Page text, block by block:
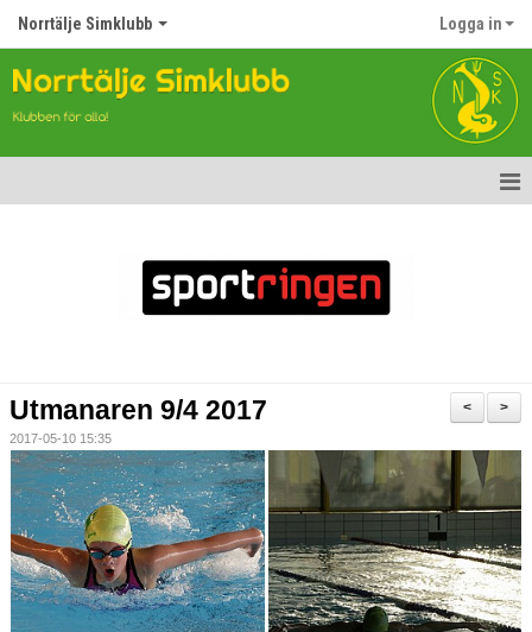
Norrtälje Simklubb Logga in
Topp Tolv
Anmälan till Simklubben
Våra tävlingar
Klubbkollektion
>
<
Utmanaren 9/4 2017
2017-05-10 15:35